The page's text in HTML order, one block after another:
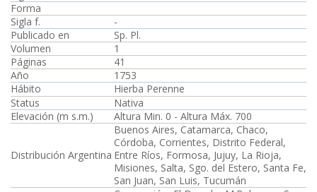
Forma
Sigla f.
-
Publicado en
Sp. Pl.
Volumen
1
Páginas
41
Año
1753
Hábito
Hierba Perenne
Status
Nativa
Elevación (m s.m.)
Altura Min. 0 - Altura Máx. 700
Distribución Argentina
Buenos Aires, Catamarca, Chaco,
Córdoba, Corrientes, Distrito Federal,
Entre Ríos, Formosa, Jujuy, La Rioja,
Misiones, Salta, Sgo. del Estero, Santa Fe,
San Juan, San Luis, Tucumán